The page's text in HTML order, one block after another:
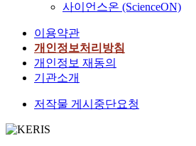
사이언스온 (ScienceON)
이용약관
개인정보처리방침
개인정보 재동의
기관소개
저작물 게시중단요청